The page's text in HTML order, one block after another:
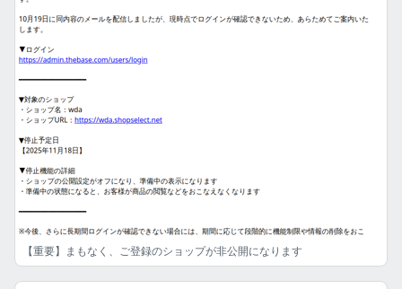
【重要】まもなく、ご登録のショップが非公開になります